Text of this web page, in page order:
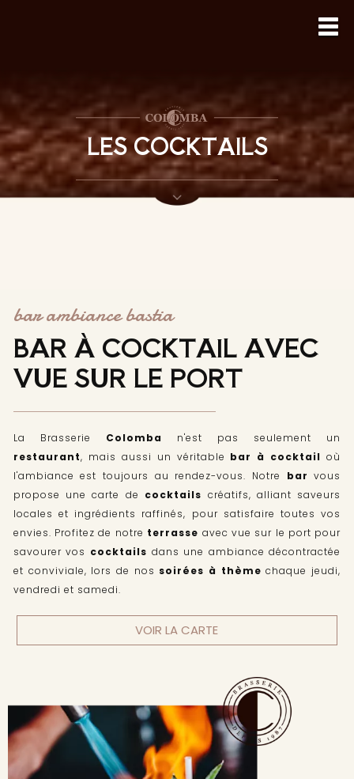
LES COCKTAILS
bar ambiance bastia
BAR À COCKTAIL AVEC
VUE SUR LE PORT
La Brasserie Colomba n'est pas seulement un
restaurant, mais aussi un véritable bar à cocktailoù
l'ambiance est toujours au rendez-vous. Notre barvous
propose une carte de cocktails créatifs, alliant saveurs
locales et ingrédients raffinés, pour satisfaire toutes vos
envies. Profitez de notre terrasse avec vue sur le port pour
savourer vos cocktails dans une ambiance décontractée
et conviviale, lors de nos soirées à thème chaque jeudi,
vendredi et samedi.
VOIR LA CARTE